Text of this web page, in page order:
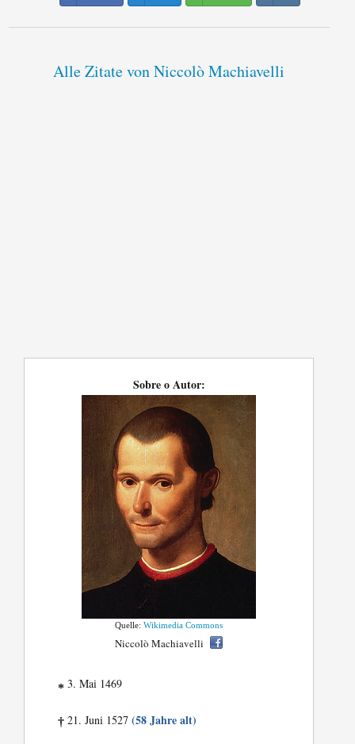
Alle Zitate von Niccolò Machiavelli
Sobre o Autor:
Quelle:Wikimedia Commons
Niccolò Machiavelli
* 3. Mai 1469
† 21. Juni 1527(58 Jahre alt)